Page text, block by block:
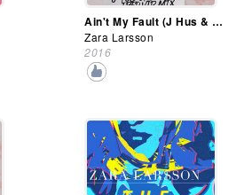
Ain't My Fault (J Hus & Fred Vip Remix)
Zara Larsson
2016